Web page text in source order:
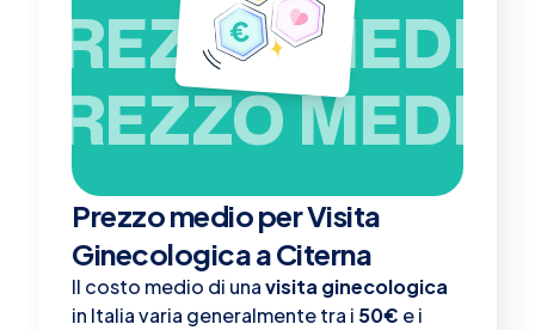
PREZZO MEDIO
PREZZO MEDIO
Prezzo medio per Visita
Ginecologica a Citerna
Il costo medio di unavisita ginecologica
in Italia varia generalmente tra i 50€ e i